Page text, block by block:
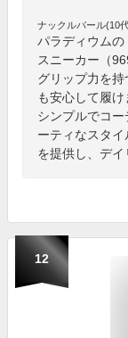
ナックルバール(10
パラディウムの
スニーカー（
グリップ力を
も安心して履
シンプルでコ
ーティなスタ
を提供し、デイ
12